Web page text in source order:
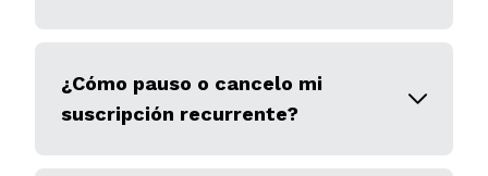
¿Cómo pauso o cancelo mi
suscripción recurrente?